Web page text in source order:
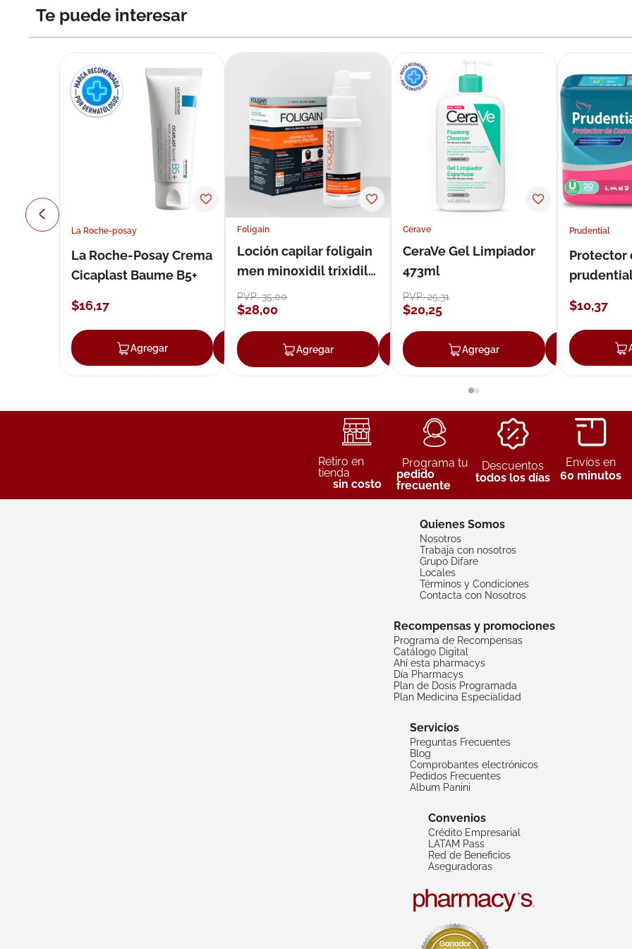
Te puede interesar
La Roche-posay
La Roche-Posay Crema
Cicaplast Baume B5+
$16,17
Agregar Agregar
Foligain
Loción capilar foligain
men minoxidil trixidil
loción 59 ml
PVP:35,00
$28,00
Agregar Agregar
Cerave
CeraVe Gel Limpiador
473ml
PVP:25,31
$20,25
Agregar
Prudential
Protector
$10,37
Retiro en
tienda
sin costo
Programa tu
pedido
frecuente
Descuentos
todos los días
Envíos en
60 minutos
Quienes Somos
Nosotros
Trabaja con nosotros
Grupo Difare
Locales
Términos y Condiciones
Contacta con Nosotros
Recompensas y promociones
Programa de Recompensas
Catálogo Digital
Ahí esta pharmacys
Día Pharmacys
Plan de Dosis Programada
Plan Medicina Especialidad
Servicios
Preguntas Frecuentes
Blog
Comprobantes electrónicos
Pedidos Frecuentes
Album Panini
Convenios
Crédito Empresarial
LATAM Pass
Red de Beneficios
Aseguradoras